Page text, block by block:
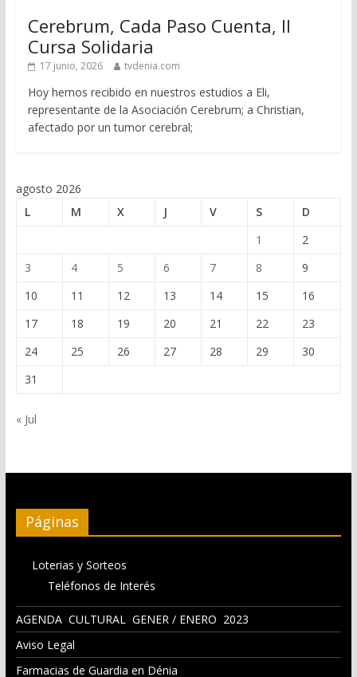
Cerebrum, Cada Paso Cuenta, II
Cursa Solidaria
17 junio, 2026 tvdenia.com
Hoy hemos recibido en nuestros estudios a Eli,
representante de la Asociación Cerebrum; a Christian,
afectado por un tumor cerebral;
agosto 2026
L
M X J V S
D
1
2
3
4 5 6 7 8
9
10
11 12 13 14 15
16
17
18 19 20 21 22
23
24
25 26 27 28 29
30
31
« Jul
Páginas
Loterias y Sorteos
Teléfonos de Interés
AGENDA CULTURAL GENER / ENERO 2023
Aviso Legal
Farmacias de Guardia en Dénia